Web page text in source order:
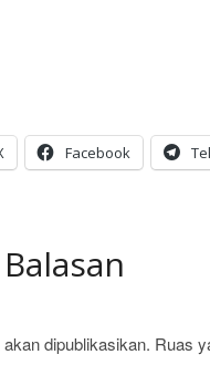
Facebook
dipublikasikan. Ruas